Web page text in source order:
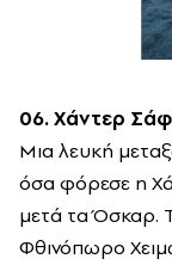
06. Χάντερ
Μια λευκή
όσα φόρεσε η
μετά τα Όσκαρ.
Φθινόπωρο